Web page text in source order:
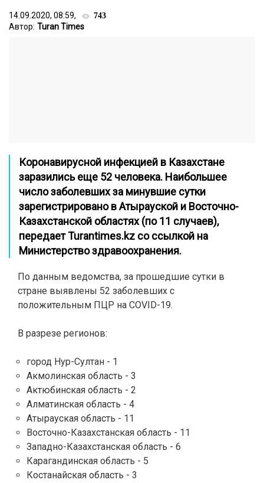
14.09.2020, 08:59, 743
Автор: Turan Times
Коронавирусной инфекцией в Казахстане
заразились еще 52 человека. Наибольшее
число заболевших за минувшие сутки
зарегистрировано в Атырауской и Восточно-
Казахстанской областях (по 11 случаев),
передаетTurantimes.kz со ссылкой на
Министерство здравоохранения.
По данным ведомства, за прошедшие сутки в
стране выявлены 52 заболевших с
положительным ПЦР на COVID-19.
В разрезе регионов:
город Нур-Султан - 1
Акмолинская область - 3
Актюбинская область - 2
Алматинская область - 4
Атырауская область - 11
Восточно-Казахстанская область - 11
Западно-Казахстанская область - 6
Карагандинская область - 5
Костанайская область - 3